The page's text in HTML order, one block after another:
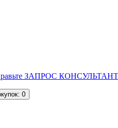
ЗАПРОС
: 0